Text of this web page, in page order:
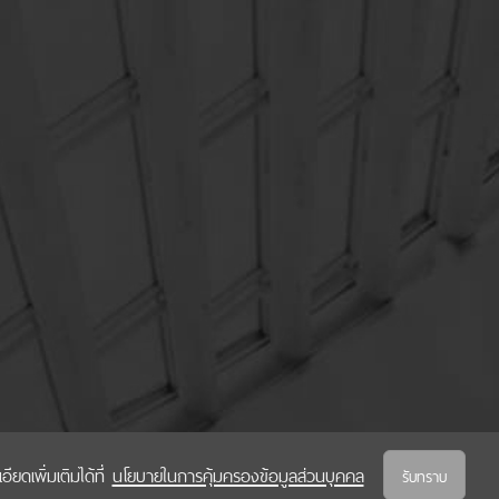
ยดเพิ่มเติมได้ที่ นโยบายในการคุ้มครองข้อมูลส่วนบุคคล รับทราบ
นโยบายในการคุ้มครองข้อมูลส่วนบุคคล